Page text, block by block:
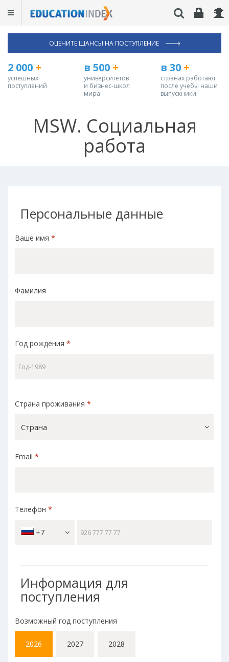
ОЦЕНИТЕ ШАНСЫ НА ПОСТУПЛЕНИЕ
2 000 +
успешных
поступлений
в 500 +
университетов
и бизнес-школ
мира
в 30+
странах работают
после учебы наши
выпускники
MSW. Социальная
работа
Персональные данные
Ваше имя *
Фамилия
Год рождения *
Страна проживания *
Страна
Email *
Телефон *
+7
Информация для
поступления
Возможный год поступления
2026 2027 2028